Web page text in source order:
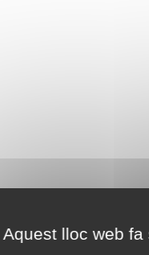
Aquest lloc web